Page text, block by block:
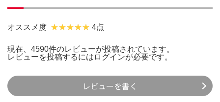
オススメ度 4点
現在、4590件のレビューが投稿されています。
レビューを投稿するには ログインが必要です。
レビューを書く